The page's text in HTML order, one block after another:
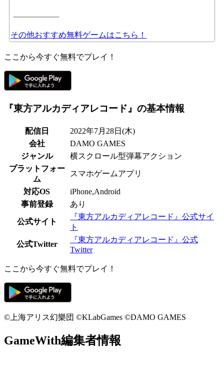
その他おすすめ無料ゲームはこちら！
ここから今すぐ無料でプレイ！
『東方アルカディアレコード』の基本情報
配信日
2022年7月28日(木)
会社
DAMO GAMES
ジャンル
横スクロール型弾幕アクション
プラットフォー
ム
スマホゲームアプリ
対応OS
iPhone,Android
事前登録
あり
公式サイト
『東方アルカディアレコード』公式サイ
ト
公式Twitter
『東方アルカディアレコード』公式
Twitter
ここから今すぐ無料でプレイ！
©上海アリス幻樂団 ©KLabGames ©DAMO GAMES
GameWith編集者情報